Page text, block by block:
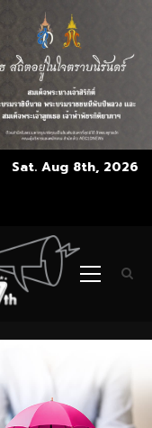
Sat. Aug 8th, 2026
Primary